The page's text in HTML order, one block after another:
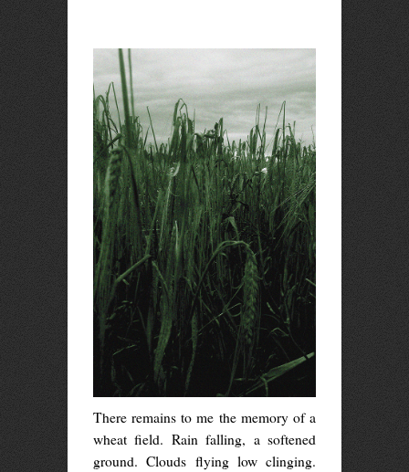
There remains to me the memory of a
wheat field. Rain falling, a softened
ground. Clouds flying low clinging.